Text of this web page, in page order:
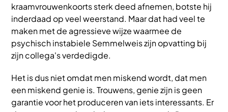
kraamvrouwenkoorts sterk deed afnemen, botste hij
inderdaad op veel weerstand. Maar dat had veel te
maken met de agressieve wijze waarmee de
psychisch instabiele Semmelweis zijn opvatting bij
zijn collega's verdedigde.
Het is dus niet omdat men miskend wordt, dat men
een miskend genie is. Trouwens, genie zijn is geen
garantie voor het produceren van iets interessants. Er